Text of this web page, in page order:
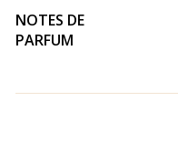
NOTES DE
PARFUM